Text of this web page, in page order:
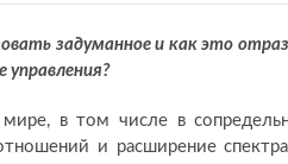
задуманное и как это
управления?
в том числе в
и расширение